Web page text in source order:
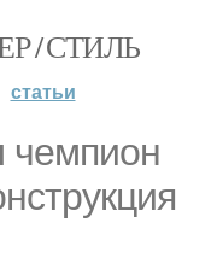
/ СТИЛЬ
статьи
чемпион